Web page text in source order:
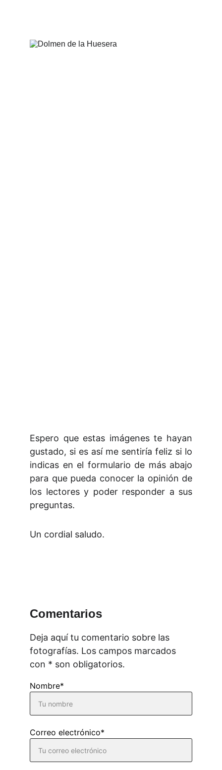
Espero que estas imágenes te hayan
gustado, si es así me sentiría feliz si lo
indicas en el formulario de más abajo
para que pueda conocer la opinión de
los lectores y poder responder a sus
preguntas.
Un cordial saludo.
Comentarios
Deja aquí tu comentario sobre las
fotografías. Los campos marcados
con * son obligatorios.
Nombre*
Correo electrónico*